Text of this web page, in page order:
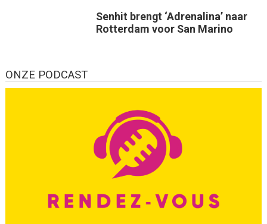
Senhit brengt ‘Adrenalina’ naar
Rotterdam voor San Marino
ONZE PODCAST